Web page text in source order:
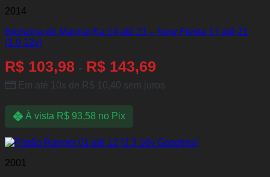
2014
Bronzina de Mancal Ka 14 até 21 – New Fiesta 17 até 21
(1.0 12v)
R$ 103,98 - R$ 143,69
Em até 10x de R$ 10,40 sem juros
À vista R$93,58 no Pix
2001